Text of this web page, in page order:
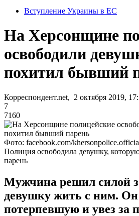
Вступление Украины в ЕС
На Херсонщине
освободили
похитил бывший
Корреспондент.net, 2 октября 2019,
7
7160
Фото: facebook.com/
Полиция освободила девушку,
парень
Мужчина решил силой
девушку жить с ним. Он
потерпевшую и увез за